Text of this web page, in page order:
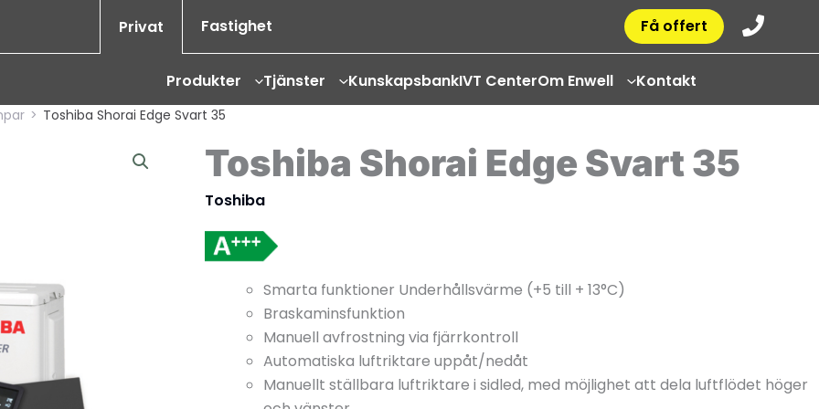
Privat Fastighet Få offert
Produkter Tjänster KunskapsbankIVT CenterOm Enwell Kontakt
> Toshiba Shorai Edge Svart 35
Toshiba Shorai Edge Svart 35
Toshiba
Smarta funktioner Underhållsvärme (+5 till + 13°C)
Braskaminsfunktion
Manuell avfrostning via fjärrkontroll
Automatiska luftriktare uppåt/nedåt
Manuellt ställbara luftriktare i sidled, med möjlighet att dela luftflödet höger